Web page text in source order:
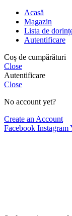
Acasă
Magazin
Lista de
Autentificare
Coș de cumpărături
Close
Autentificare
Close
No account yet?
Create an Account
Facebook Instagram